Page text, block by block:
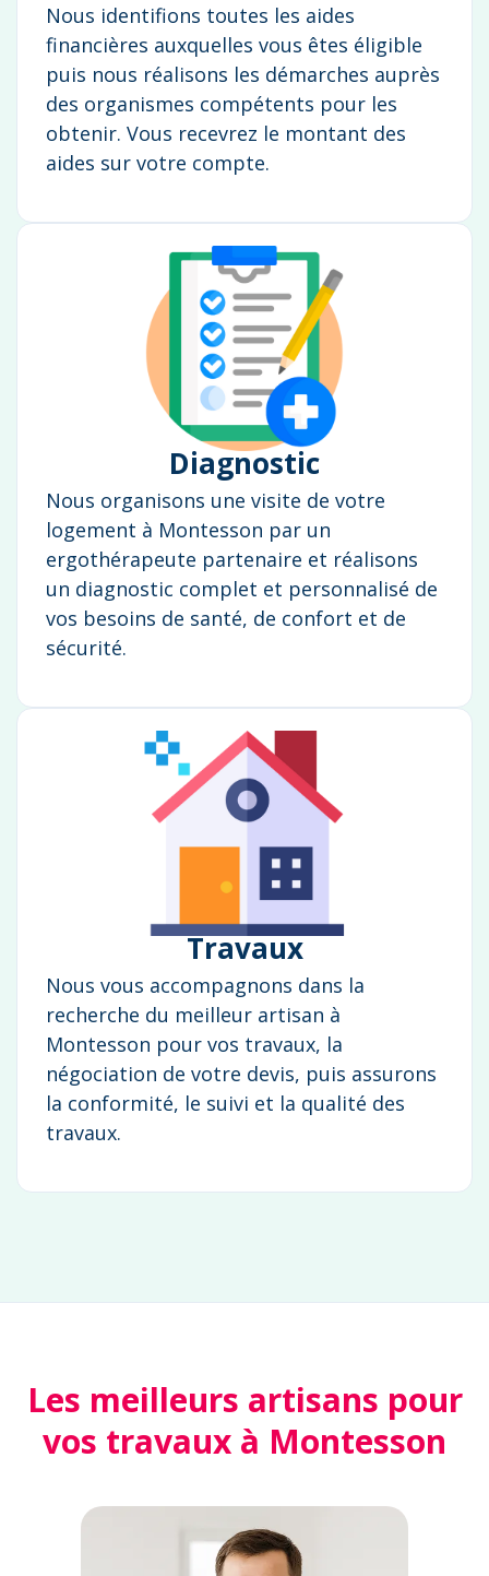
Nous identifions toutes les aides
financières auxquelles vous êtes éligible
puis nous réalisons les démarches auprès
des organismes compétents pour les
obtenir. Vous recevrez le montant des
aides sur votre compte.
Diagnostic
Nous organisons une visite de votre
logement à Montesson par un
ergothérapeute partenaire et réalisons
un diagnostic complet et personnalisé de
vos besoins de santé, de confort et de
sécurité.
Travaux
Nous vous accompagnons dans la
recherche du meilleur artisan à
Montesson pour vos travaux, la
négociation de votre devis, puis assurons
la conformité, le suivi et la qualité des
travaux.
Les meilleurs artisans pour
vos travaux à Montesson